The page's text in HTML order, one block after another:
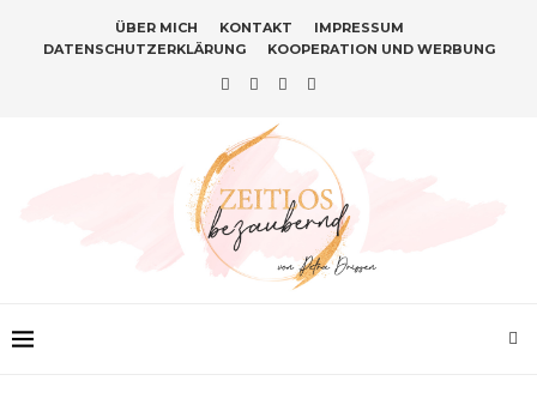
ÜBER MICH KONTAKT
IMPRESSUM
DATENSCHUTZERKLÄRUNG
KOOPERATION UND WERBUNG